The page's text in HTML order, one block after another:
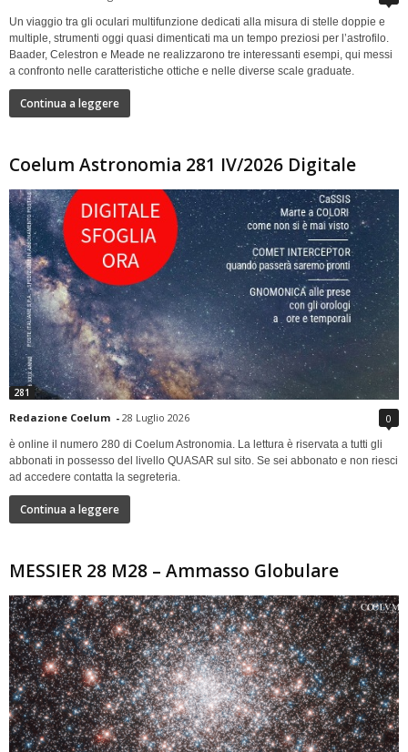
Un viaggio tra gli oculari multifunzione dedicati alla misura di stelle doppie e
multiple, strumenti oggi quasi dimenticati ma un tempo preziosi per l’astrofilo.
Baader, Celestron e Meade ne realizzarono tre interessanti esempi, qui messi
a confronto nelle caratteristiche ottiche e nelle diverse scale graduate.
Continua a leggere
Coelum Astronomia 281 IV/2026 Digitale
281
Redazione Coelum - 28 Luglio 2026 0
è online il numero 280 di Coelum Astronomia. La lettura è riservata a tutti gli
abbonati in possesso del livello QUASAR sul sito. Se sei abbonato e non riesci
ad accedere contatta la segreteria.
Continua a leggere
MESSIER 28 M28 – Ammasso Globulare